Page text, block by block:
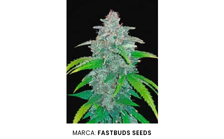
MARCA: FASTBUDS SEEDS